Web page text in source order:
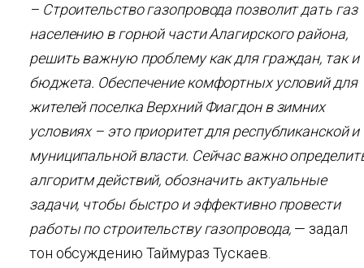
– Строительство газопровода позволит дать газ
населению в горной части Алагирского района,
решить важную проблему как для граждан, так и
бюджета. Обеспечение комфортных условий для
жителей поселка Верхний Фиагдон в зимних
условиях – это приоритет для республиканской и
муниципальной власти. Сейчас важно
алгоритм действий, обозначить актуальные
задачи, чтобы быстро и эффективно провести
работы по строительству газопровода, — задал
тон обсуждению Таймураз Тускаев.